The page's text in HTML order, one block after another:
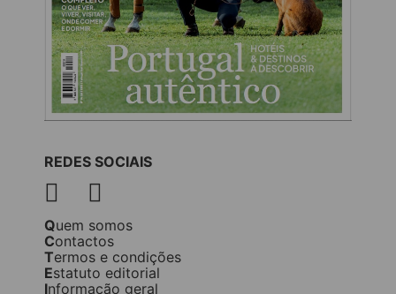
REDES SOCIAIS
Quem somos
Contactos
Termos e condições
Estatuto editorial
Informação geral